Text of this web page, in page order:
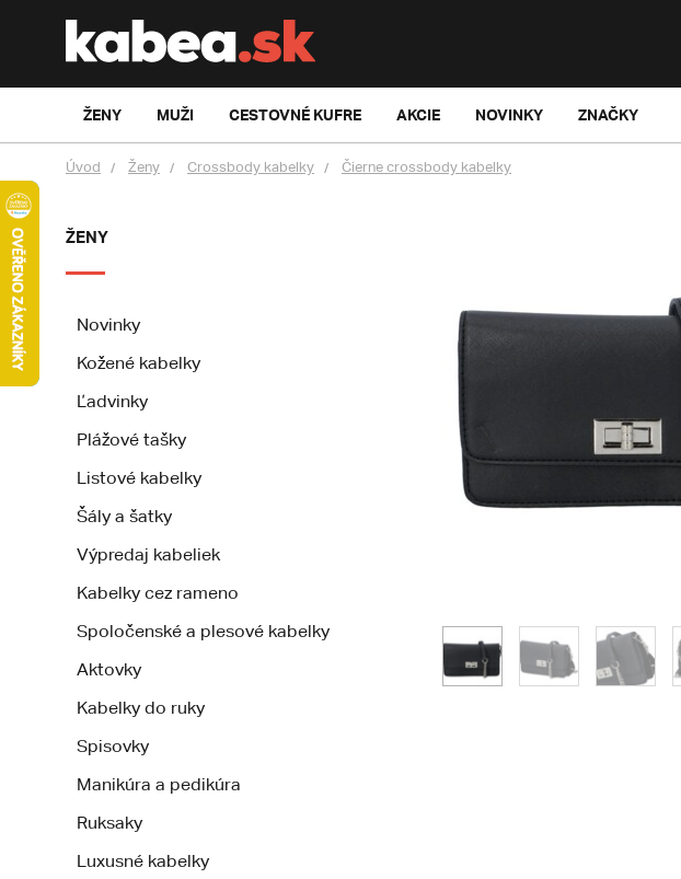
ŽENY MUŽI CESTOVNÉ KUFRE AKCIE NOVINKY ZNAČKY
Úvod Ženy Crossbody kabelky Čierne crossbody kabelky
ŽENY
Novinky
Kožené kabelky
Ľadvinky
Plážové tašky
Listové kabelky
Šály a šatky
Výpredaj kabeliek
Kabelky cez rameno
Spoločenské a plesové kabelky
Aktovky
Kabelky do ruky
Spisovky
Manikúra a pedikúra
Ruksaky
Luxusné kabelky